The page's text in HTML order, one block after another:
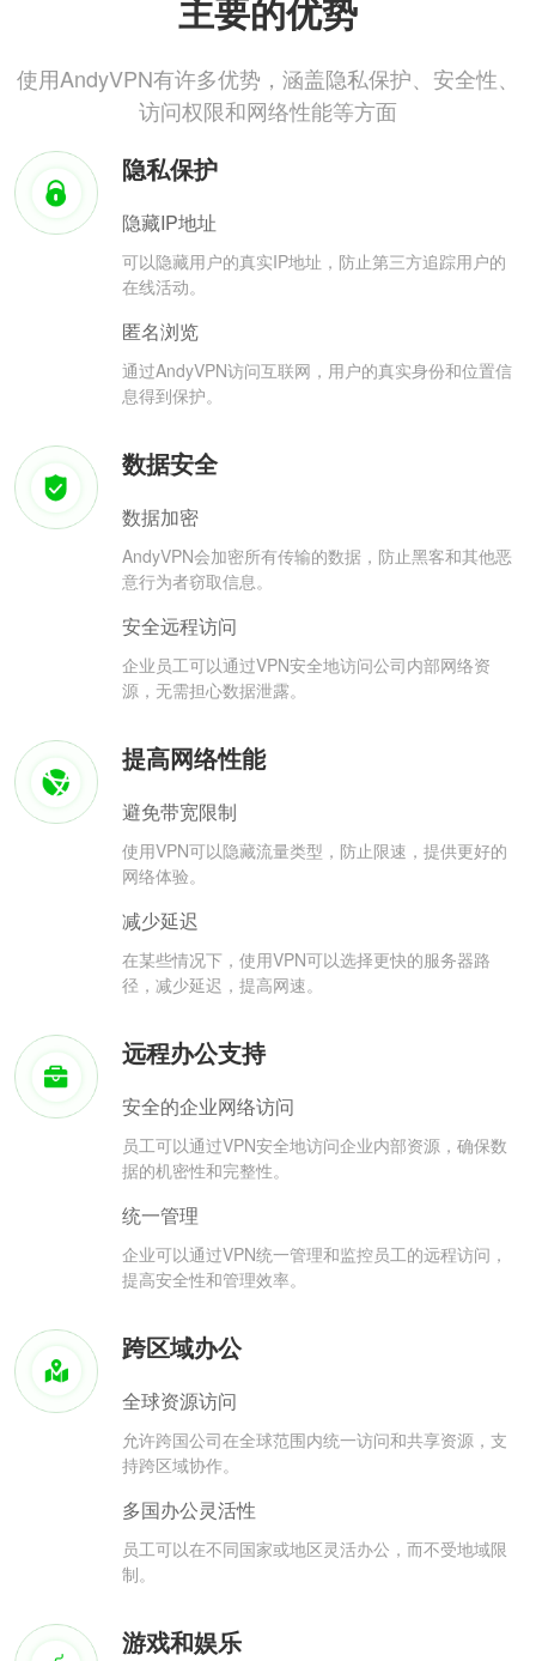
主要的优势
使用AndyVPN有许多优势，涵盖隐私保护、安全性、
访问权限和网络性能等方面
隐私保护
隐藏IP地址
可以隐藏用户的真实IP地址，防止第三方追踪用户的
在线活动。
匿名浏览
通过AndyVPN访问互联网，用户的真实身份和位置信
息得到保护。
数据安全
数据加密
AndyVPN会加密所有传输的数据，防止黑客和其他恶
意行为者窃取信息。
安全远程访问
企业员工可以通过VPN安全地访问公司内部网络资
源，无需担心数据泄露。
提高网络性能
避免带宽限制
使用VPN可以隐藏流量类型，防止限速，提供更好的
网络体验。
减少延迟
在某些情况下，使用VPN可以选择更快的服务器路
径，减少延迟，提高网速。
远程办公支持
安全的企业网络访问
员工可以通过VPN安全地访问企业内部资源，确保数
据的机密性和完整性。
统一管理
企业可以通过VPN统一管理和监控员工的远程访问，
提高安全性和管理效率。
跨区域办公
全球资源访问
允许跨国公司在全球范围内统一访问和共享资源，支
持跨区域协作。
多国办公灵活性
员工可以在不同国家或地区灵活办公，而不受地域限
制。
游戏和娱乐